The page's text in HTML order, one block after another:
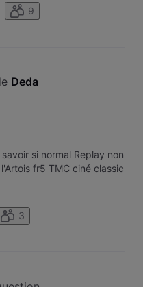
9
Deda
si normal Replay non
fr5 TMC ciné classic
3